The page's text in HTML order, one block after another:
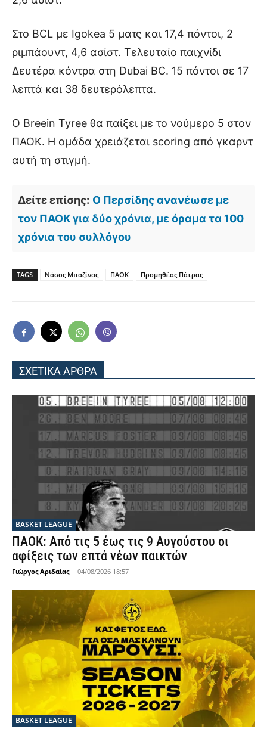
Στο BCL με Igokea 5 ματς και 17,4 πόντοι, 2
ριμπάουντ, 4,6 ασίστ. Τελευταίο παιχνίδι
Δευτέρα κόντρα στη Dubai BC. 15 πόντοι σε 17
λεπτά και 38 δευτερόλεπτα.
Ο Breein Tyree θα παίξει με το νούμερο 5 στον
ΠΑΟΚ. Η ομάδα χρειάζεται scoring από γκαρντ
αυτή τη στιγμή.
Δείτε επίσης: Ο Περσίδης ανανέωσε με
τον ΠΑΟΚ για δύο χρόνια, με όραμα τα 100
χρόνια του συλλόγου
TAGS Νάσος Μπαζίνας ΠΑΟΚ Προμηθέας Πάτρας
ΣΧΕΤΙΚΑ ΑΡΘΡΑ
BASKET LEAGUE
ΠΑΟΚ: Από τις 5 έως τις 9 Αυγούστου οι
αφίξεις των επτά νέων παικτών
Γιώργος Αριδαίας - 04/08/2026 18:57
BASKET LEAGUE